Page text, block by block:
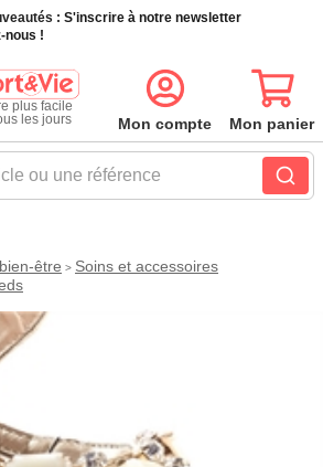
: S'inscrire à notre newsletter
nous !
plus facile
les jours
ou une référence
Mon compte Mon panier
être > Soins et accessoires